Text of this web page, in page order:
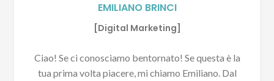
EMILIANO BRINCI
[Digital Marketing]
Ciao! Se ci conosciamo bentornato! Se questa è la
tua prima volta piacere, mi chiamo Emiliano. Dal